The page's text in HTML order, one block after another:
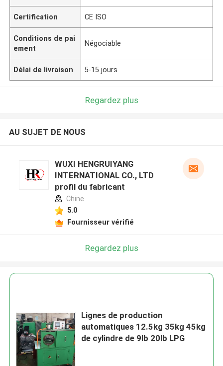
Certification CE ISO
Conditions de pai
ement
Négociable
Délai de livraison 5-15 jours
Regardez plus
AU SUJET DE NOUS
WUXI HENGRUIYANG
INTERNATIONAL CO., LTD
profil du fabricant
Chine
5.0
Fournisseur vérifié
Regardez plus
Lignes de production
automatiques 12.5kg 35kg 45kg
de cylindre de 9lb 20lb LPG